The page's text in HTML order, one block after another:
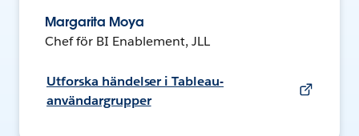
Margarita Moya
Chef för BI Enablement, JLL
Utforska händelser i Tableau-
användargrupper